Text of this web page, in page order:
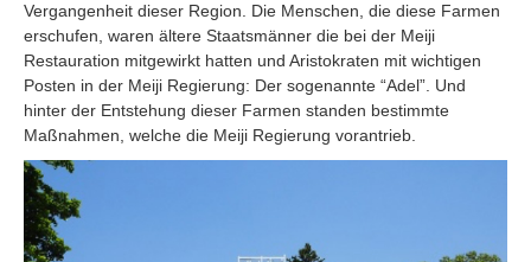
Vergangenheit dieser Region. Die Menschen, die diese Farmen
erschufen, waren ältere Staatsmänner die bei der Meiji
Restauration mitgewirkt hatten und Aristokraten mit wichtigen
Posten in der Meiji Regierung: Der sogenannte “Adel”. Und
hinter der Entstehung dieser Farmen standen bestimmte
Maßnahmen, welche die Meiji Regierung vorantrieb.